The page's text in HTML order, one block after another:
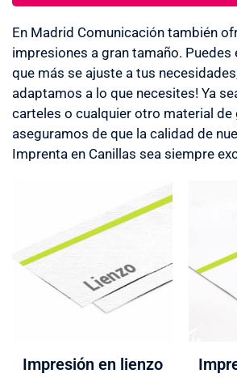
En Madrid Comunicación también
impresiones a gran tamaño. Puedes
que más se ajuste a tus
adaptamos a lo que necesites! Ya
carteles o cualquier otro material de
aseguramos de que la calidad de
Imprenta en Canillas sea siempre
Impresión en lienzo